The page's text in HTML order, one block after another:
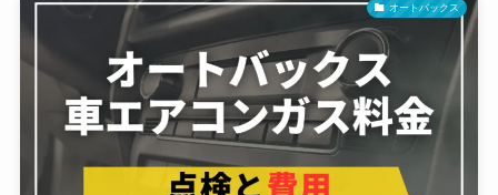
オートバックス